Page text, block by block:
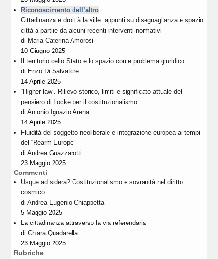
Riconoscimento dell’altro
Cittadinanza e droit à la ville: appunti su diseguaglianza e spazio
città a partire da alcuni recenti interventi normativi
di Maria Caterina Amorosi
10 Giugno 2025
Il territorio dello Stato e lo spazio come problema giuridico
di Enzo Di Salvatore
14 Aprile 2025
“Higher law”. Rilievo storico, limiti e significato attuale del
pensiero di Locke per il costituzionalismo
diAntonio Ignazio Arena
14 Aprile 2025
Fluidità del soggetto neoliberale e integrazione europea ai tempi
del “Rearm Europe”
diAndrea Guazzarotti
23 Maggio 2025
Commenti
Usque ad sidera? Costituzionalismo e sovranità nel diritto
cosmico
diAndrea Eugenio Chiappetta
5 Maggio 2025
La cittadinanza attraverso la via referendaria
diChiara Quadarella
23 Maggio 2025
Rubriche